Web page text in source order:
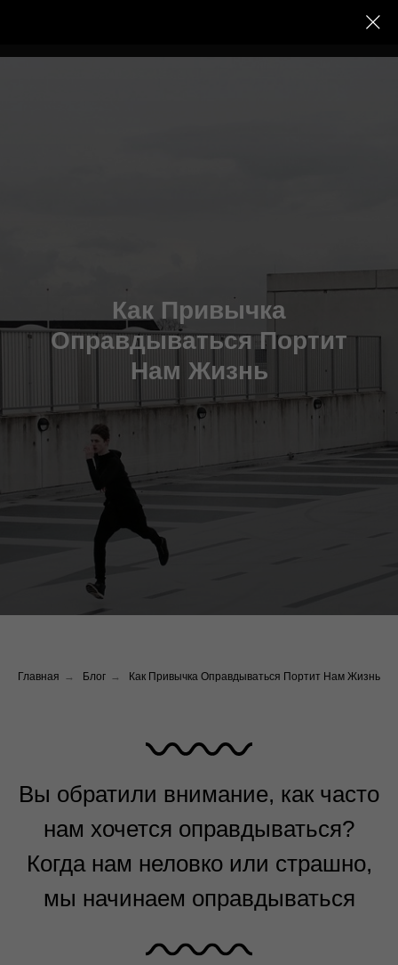
Как Привычка
Оправдываться Портит
Нам Жизнь
Главная → Блог → Как Привычка Оправдываться Портит Нам Жизнь
Вы обратили внимание, как часто
нам хочется оправдываться?
Когда нам неловко или страшно,
мы начинаем оправдываться